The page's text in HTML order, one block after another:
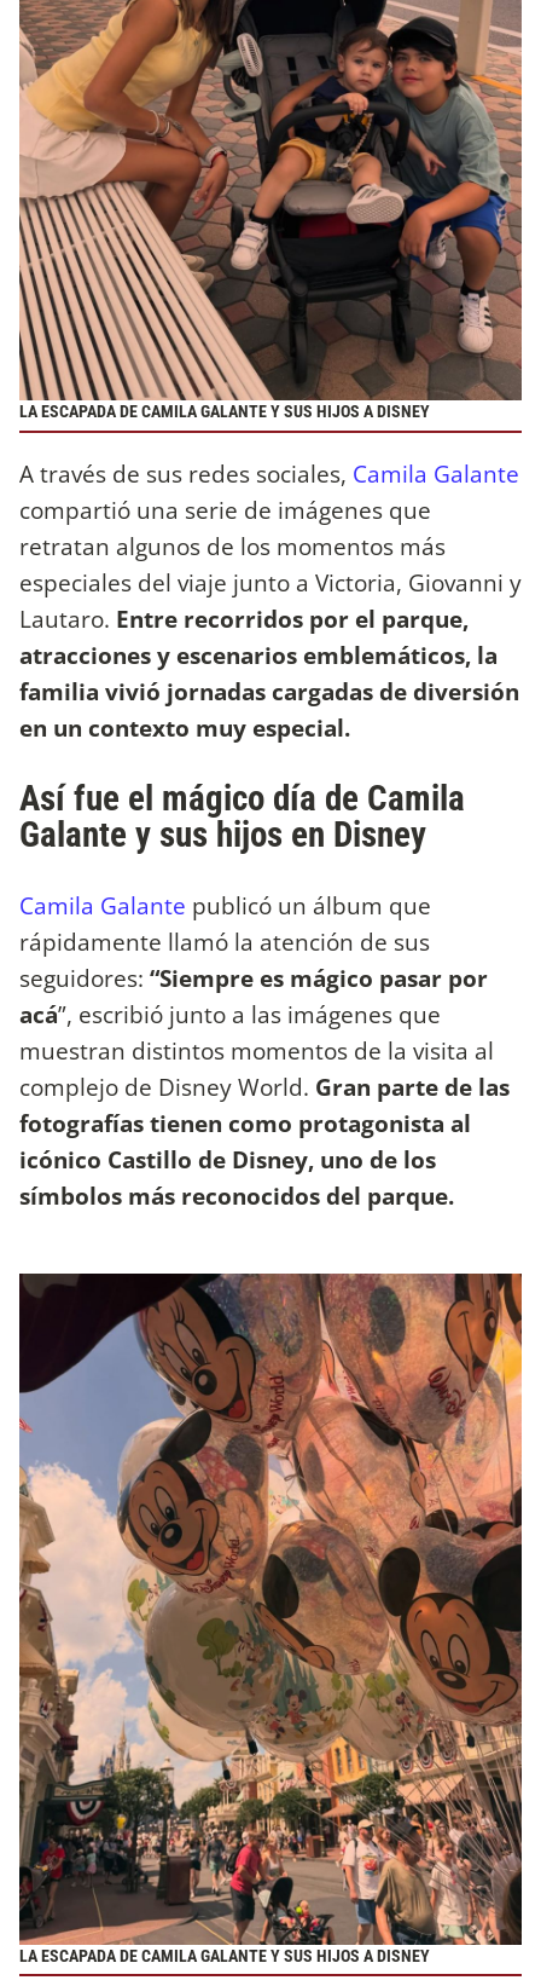
LA ESCAPADA DE CAMILA GALANTE Y SUS HIJOS A DISNEY
A través de sus redes sociales, Camila Galante
compartió una serie de imágenes que
retratan algunos de los momentos más
especiales del viaje junto a Victoria, Giovanni y
Lautaro. Entre recorridos por el parque,
atracciones y escenarios emblemáticos, la
familia vivió jornadas cargadas de diversión
en un contexto muy especial.
Así fue el mágico día de Camila
Galante y sus hijos en Disney
Camila Galante publicó un álbum que
rápidamente llamó la atención de sus
seguidores: “Siempre es mágico pasar por
acá”, escribió junto a las imágenes que
muestran distintos momentos de la visita al
complejo de Disney World. Gran parte de las
fotografías tienen como protagonista al
icónico Castillo de Disney, uno de los
símbolos más reconocidos del parque.
LA ESCAPADA DE CAMILA GALANTE Y SUS HIJOS A DISNEY